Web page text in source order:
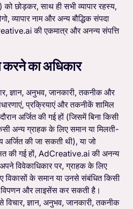
छोड़कर, साथ ही सभी व्यापार रहस्य,
व्यापार नाम और अन्य बौद्धिक संपदा
की एकमात्र और अनन्य संपत्ति
करने का अधिकार
ज्ञान, अनुभव, जानकारी, तकनीक और
प्रक्रियाएं और तकनीकें शामिल
अर्जित की गई हों (जिसमें बिना किसी
अन्य ग्राहक के लिए समान या मिलती-
की जा सकती थी), या जो
की गई हों, AdCreative.ai की अनन्य
विवेकाधिकार पर, ग्राहक के लिए
विकासों के समान या उनसे संबंधित किसी
विपणन और लाइसेंस कर सकती है।
ज्ञान, अनुभव, जानकारी, तकनीक